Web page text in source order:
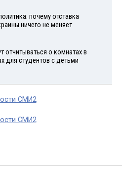
почему отставка
ничего не меняет
отчитываться о комнатах в
для студентов с детьми
СМИ2
СМИ2